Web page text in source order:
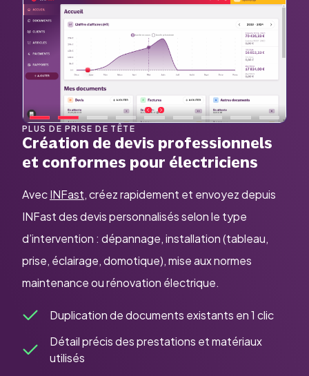
PLUS DE PRISE DE TÊTE
Création de devis professionnels
et conformes pour électriciens
AvecINFast, créez rapidement et envoyez depuis
INFast des devis personnalisés selon le type
d’intervention : dépannage, installation (tableau,
prise, éclairage, domotique), mise aux normes
maintenance ou rénovation électrique.
Duplication de documents existants en 1 clic
Détail précis des prestations et matériaux
utilisés